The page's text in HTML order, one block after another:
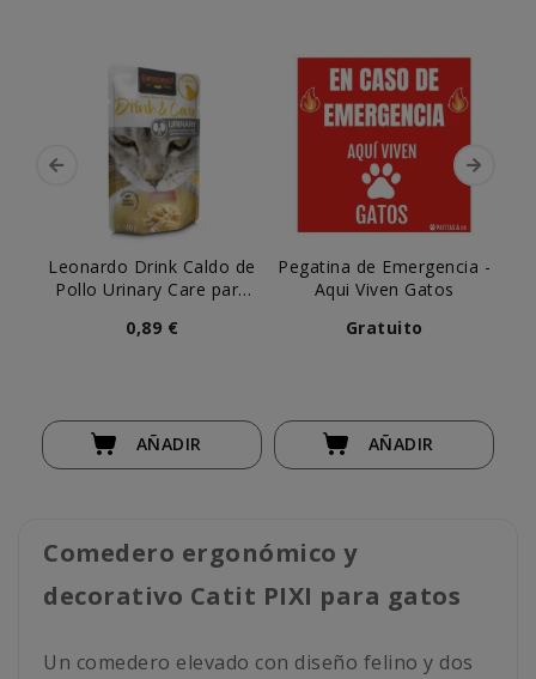
Leonardo Drink Caldo de
Pollo Urinary Care para
0,89 €
AÑADIR
Pegatina de Emergencia -
Aqui Viven Gatos
Gratuito
AÑADIR
Comedero ergonómico y
decorativo Catit PIXI para gatos
Un comedero elevado con diseño felino y dos